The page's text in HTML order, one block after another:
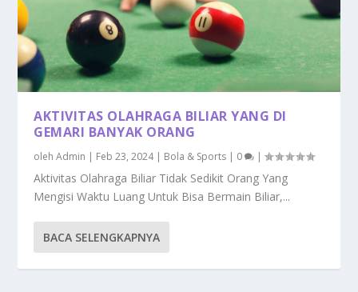
AKTIVITAS OLAHRAGA BILIAR YANG DI
GEMARI BANYAK ORANG
olehAdmin | Feb 23, 2024| Bola & Sports | 0 |
Aktivitas Olahraga Biliar Tidak Sedikit Orang Yang
Mengisi Waktu Luang Untuk Bisa Bermain Biliar,...
BACA SELENGKAPNYA